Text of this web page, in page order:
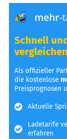
Schnell
vergleichen
Als offizieller
die kostenlose
Preisprognosen
Aktuelle
Ladetarife
erfahren